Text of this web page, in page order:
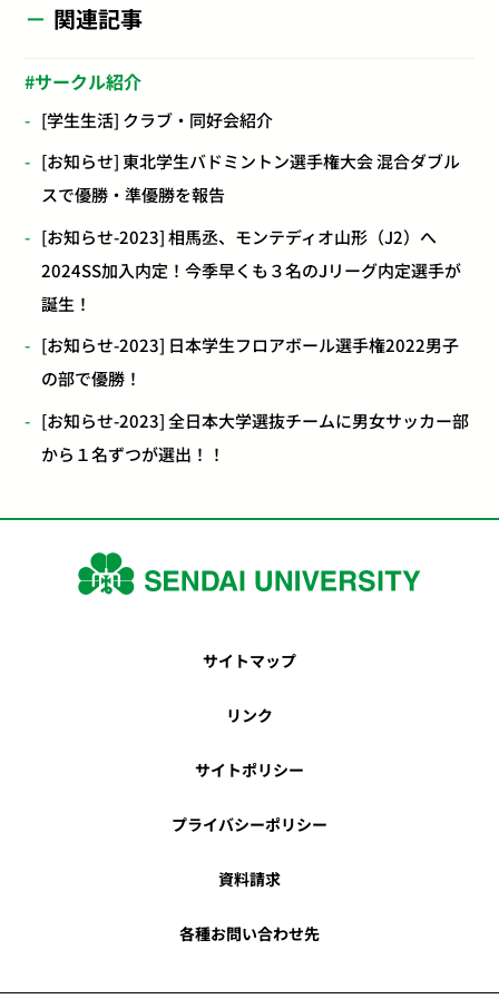
関連記事
サークル紹介
[学生生活] クラブ・同好会紹介
[お知らせ] 東北学生バドミントン選手権大会 混合ダブル
スで優勝・準優勝を報告
[お知らせ-2023] 相馬丞、モンテディオ山形（J2）へ
2024SS加入内定！今季早くも３名のJリーグ内定選手が
誕生！
[お知らせ-2023] 日本学生フロアボール選手権2022男子
の部で優勝！
[お知らせ-2023] 全日本大学選抜チームに男女サッカー部
から１名ずつが選出！！
サイトマップ
リンク
サイトポリシー
プライバシーポリシー
資料請求
各種お問い合わせ先